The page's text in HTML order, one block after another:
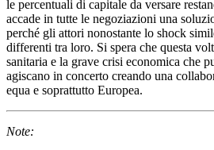
le percentuali di capitale da versare
accade in tutte le negoziazioni una
perché gli attori nonostante lo shock
differenti tra loro. Si spera che questa
sanitaria e la grave crisi economica che
agiscano in concerto creando una
equa e soprattutto Europea.
Note: